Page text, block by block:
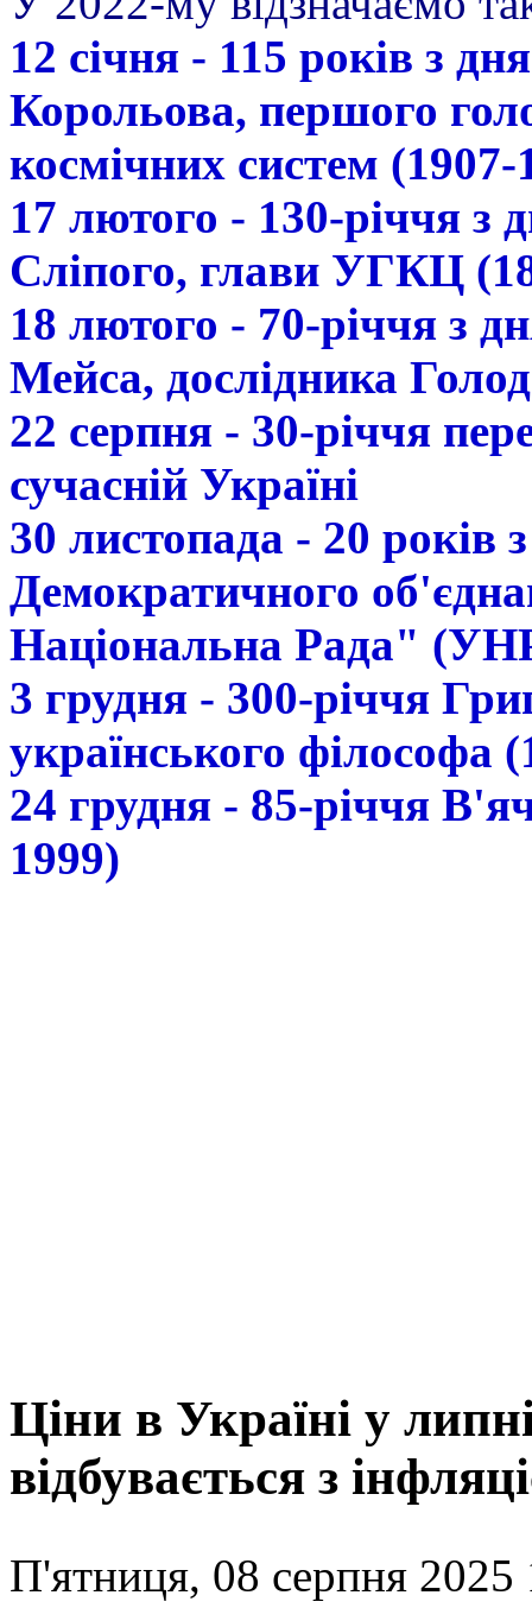
12 січня - 115 років з
Корольова, першого
космічних систем (1907-
17 лютого - 130-річчя з
Сліпого, глави УГКЦ
18 лютого - 70-річчя з
Мейса, дослідника
22 серпня - 30-річчя
сучасній Україні
30 листопада - 20 років
Демократичного
Національна Рада"
3 грудня - 300-річчя
українського філософа
24 грудня - 85-річчя
1999)
Ціни в Україні у
відбувається з
П'ятниця, 08 серпня